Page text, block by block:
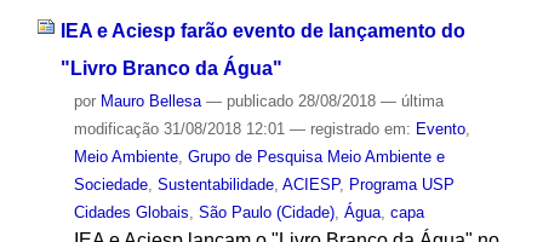
IEA e Aciesp farão evento de lançamento do
"Livro Branco da Água"
por Mauro Bellesa — publicado28/08/2018 — última
modificação31/08/2018 12:01 — registrado em: Evento,
Meio Ambiente, Grupo de Pesquisa Meio Ambiente e
Sociedade, Sustentabilidade, ACIESP, Programa USP
Cidades Globais São Paulo (Cidade), Água, capa